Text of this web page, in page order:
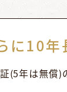
に10年
(5年は無償)